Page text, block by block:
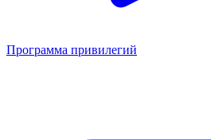
Программа привилегий